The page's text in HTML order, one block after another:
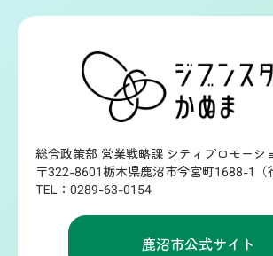
総合政策部 営業戦略課 シティプロモーシ
〒322-8601栃木県鹿沼市今宮町1688-1（
TEL：0289-63-0154
鹿沼市公式サイト